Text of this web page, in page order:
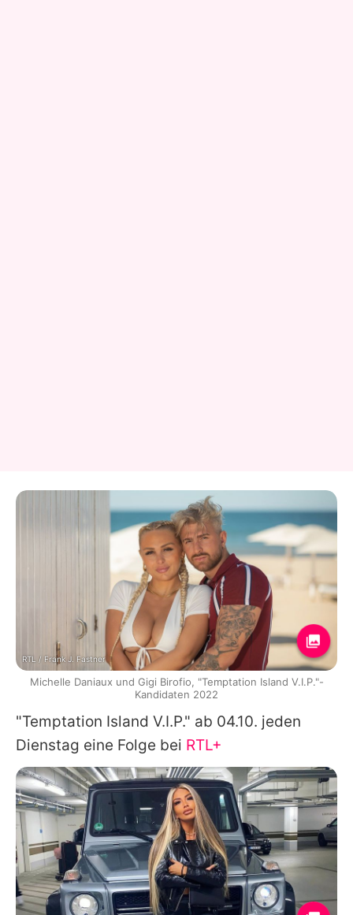
"Temptation Island V.I.P." ab 04.10. jeden
Dienstag eine Folge bei RTL+
RTL / Frank J. Fastner
Michelle Daniaux und Gigi Birofio, "Temptation Island V.I.P."-
Kandidaten 2022